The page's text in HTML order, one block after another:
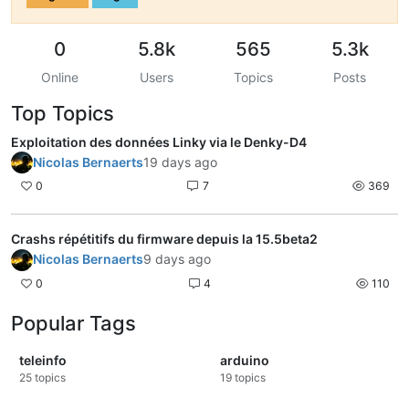
0
Online
5.8k
Users
565
Topics
5.3k
Posts
Top Topics
Exploitation des données Linky via le Denky-D4
Nicolas Bernaerts19 days ago
0 7 369
Crashs répétitifs du firmware depuis la 15.5beta2
Nicolas Bernaerts9 days ago
0 4 110
Popular Tags
teleinfo
25 topics
arduino
19 topics